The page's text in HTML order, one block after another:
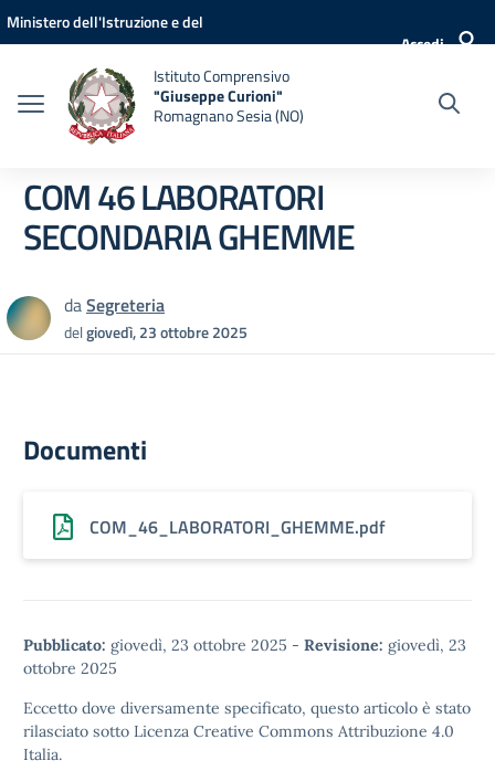
Vai ai contenuti
Vai al menu di navigazione
Vai al footer
Ministero dell'Istruzione e del
Accedi
Istituto Comprensivo
"Giuseppe Curioni"
Romagnano Sesia (NO)
COM 46 LABORATORI
SECONDARIA GHEMME
daSegreteria
delgiovedì, 23 ottobre 2025
Documenti
COM_46_LABORATORI_GHEMME.pdf
Pubblicato: giovedì, 23 ottobre 2025 - Revisione: giovedì, 23
ottobre 2025
Eccetto dove diversamente specificato, questo articolo è stato
rilasciato sotto Licenza Creative Commons Attribuzione 4.0
Italia.